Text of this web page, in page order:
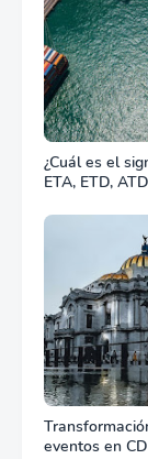
¿Cuál es el
ETA, ETD,
eventos en